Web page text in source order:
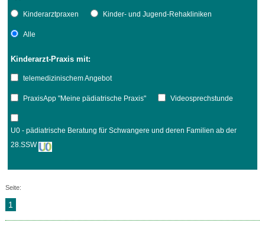
Kinderarztpraxen Kinder- und Jugend-Rehakliniken
Alle
Kinderarzt-Praxis mit:
telemedizinischem Angebot
PraxisApp "Meine pädiatrische Praxis" Videosprechstunde
U0 - pädiatrische Beratung für Schwangere und deren Familien ab der
28.SSW
Seite:
1